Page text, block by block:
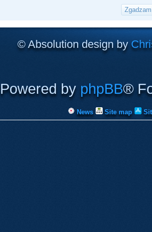
© Absolution design by
Powered by phpBB®
News Site map